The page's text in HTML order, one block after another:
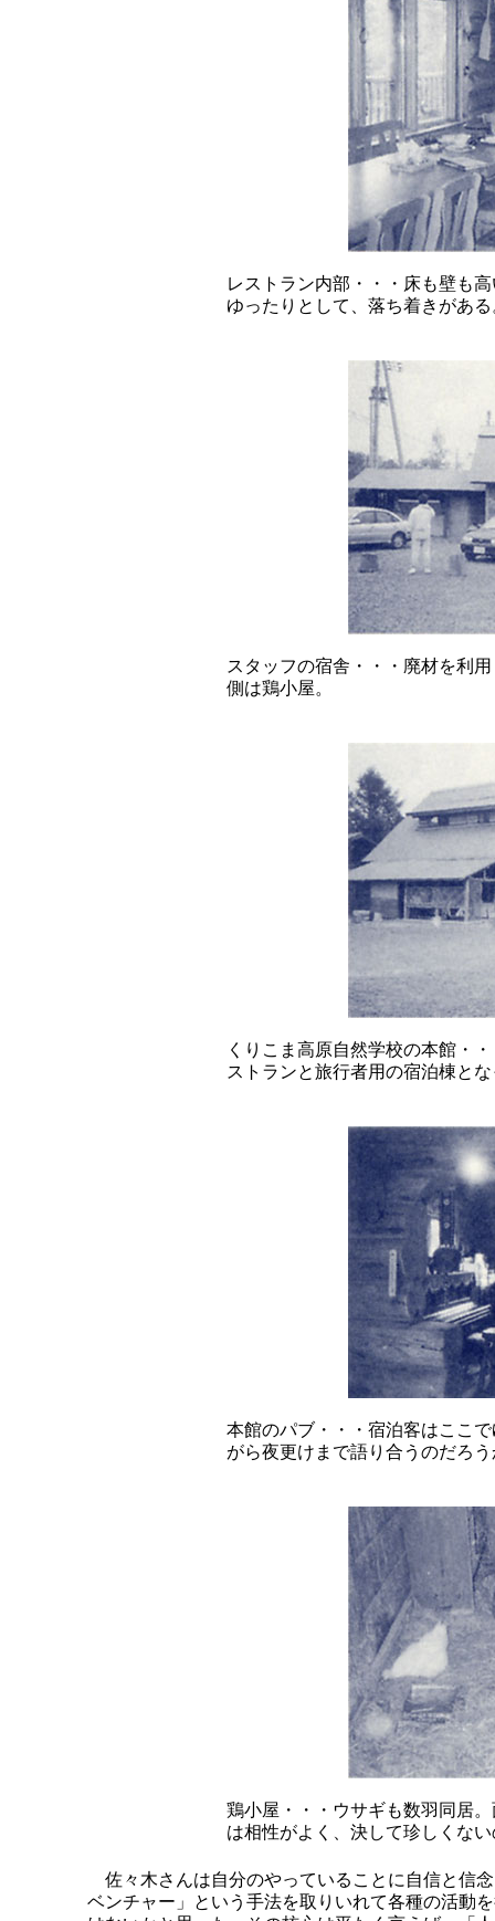
レストラン内部・・・床も壁も
ゆったりとして、落ち着きがある
スタッフの宿舎・・・廃材を利
側は鶏小屋。
くりこま高原自然学校の本館・
ストランと旅行者用の宿泊棟と
本館のパブ・・・宿泊客はここ
がら夜更けまで語り合うのだろ
鶏小屋・・・ウサギも数羽同居
は相性がよく、決して珍しくな
佐々木さんは自分のやっていることに自信と信
ベンチャー」という手法を取りいれて各種の活動